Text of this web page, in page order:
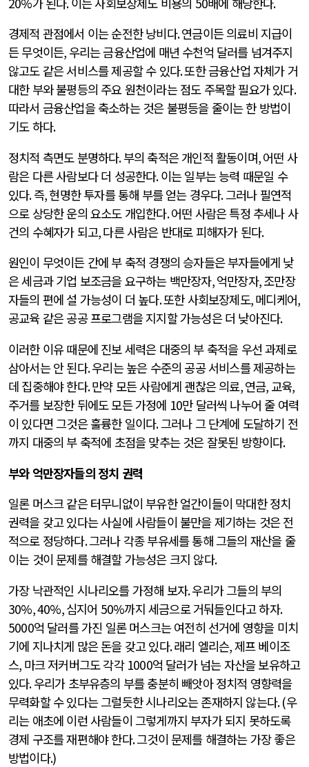
경제적 관점에서 이는 순전한 낭비다.연금이든 의료비 지급이
든 무엇이든, 우리는 금융산업에 매년 수천억 달러를 넘겨주지
않고도 같은 서비스를 제공할 수 있다.또한 금융산업 자체가 거
대한 부와 불평등의 주요 원천이라는 점도 주목할 필요가 있다.
따라서 금융산업을 축소하는 것은 불평등을 줄이는 한 방법이
기도 하다.
정치적 측면도 분명하다.부의 축적은 개인적 활동이며,어떤 사
람은 다른 사람보다 더 성공한다.이는 일부는 능력 때문일 수
있다.즉,현명한 투자를 통해 부를 얻는 경우다.그러나 필연적
으로 상당한 운의 요소도 개입한다.어떤 사람은 특정 추세나 사
건의 수혜자가 되고,다른 사람은 반대로 피해자가 된다.
원인이 무엇이든 간에 부 축적 경쟁의 승자들은 부자들에게 낮
은 세금과 기업 보조금을 요구하는 백만장자,억만장자,조만장
자들의 편에 설 가능성이 더 높다.또한 사회보장제도,메디케어,
공교육 같은 공공 프로그램을 지지할 가능성은 더 낮아진다.
이러한 이유 때문에 진보 세력은 대중의 부 축적을 우선 과제로
삼아서는 안 된다.우리는 높은 수준의 공공 서비스를 제공하는
데 집중해야 한다.만약 모든 사람에게 괜찮은 의료,연금, 교육,
주거를 보장한 뒤에도 모든 가정에 10만 달러씩 나누어 줄 여력
이 있다면 그것은 훌륭한 일이다.그러나 그 단계에 도달하기 전
까지 대중의 부 축적에 초점을 맞추는 것은 잘못된 방향이다.
부와 억만장자들의 정치 권력
일론 머스크 같은 터무니없이 부유한 얼간이들이 막대한 정치
권력을 갖고 있다는 사실에 사람들이 불만을 제기하는 것은 전
적으로 정당하다.그러나 각종 부유세를 통해 그들의 재산을 줄
이는 것이 문제를 해결할 가능성은 크지 않다.
가장 낙관적인 시나리오를 가정해 보자.우리가 그들의 부의
30%, 40%,심지어 50%까지 세금으로 거둬들인다고 하자.
5000억 달러를 가진 일론 머스크는 여전히 선거에 영향을 미치
기에 지나치게 많은 돈을 갖고 있다.래리 엘리슨,제프 베이조
스, 마크 저커버그도 각각 1000억 달러가 넘는 자산을 보유하고
있다.우리가 초부유층의 부를 충분히 빼앗아 정치적 영향력을
무력화할 수 있다는 그럴듯한 시나리오는 존재하지 않는다. (우
리는 애초에 이런 사람들이 그렇게까지 부자가 되지 못하도록
경제 구조를 재편해야 한다.그것이 문제를 해결하는 가장 좋은
방법이다.)